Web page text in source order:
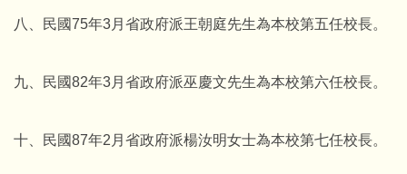
八、民國75年3月省政府派王朝庭先生為本校第五任校長。
九、民國82年3月省政府派巫慶文先生為本校第六任校長。
十、民國87年2月省政府派楊汝明女士為本校第七任校長。